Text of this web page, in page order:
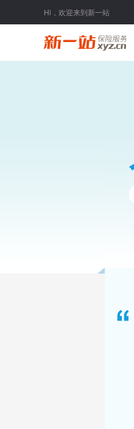
Hi，欢迎来到新一站